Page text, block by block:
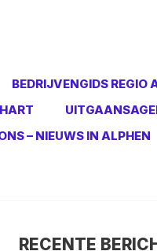
BEDRIJVENGIDS REGIO
– NIEUWS IN ALPHEN
RECENTE